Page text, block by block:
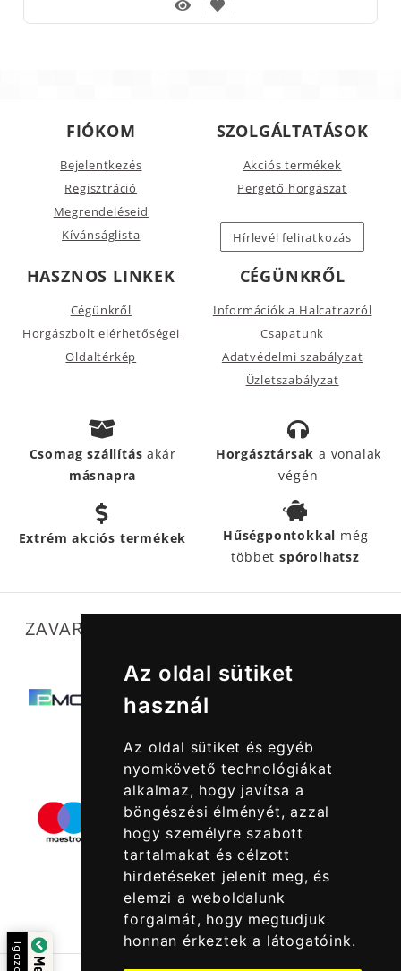
Az oldal sütiket
használ
Az oldal sütiket és egyéb
nyomkövető technológiákat
alkalmaz, hogy javítsa a
böngészési élményét, azzal
hogy személyre szabott
tartalmakat és célzott
hirdetéseket jelenít meg, és
elemzi a weboldalunk
forgalmát, hogy megtudjuk
honnan érkeztek a látogatóink.
FIÓKOM
Bejelentkezés
Regisztráció
Megrendeléseid
Kívánságlista
SZOLGÁLTATÁSOK
Akciós termékek
Pergető horgászat
Hírlevél feliratkozás
HASZNOS LINKEK
Cégünkről
Horgászbolt elérhetőségei
Oldaltérkép
CÉGÜNKRŐL
Információk a Halcatrazról
Csapatunk
Adatvédelmi szabályzat
Üzletszabályzat
Csomag szállításakár
másnapra
Horgásztársak a vonalak
végén
Extrém akciós termékek Hűségpontokkal még
többetspórolhatsz
ZAVARTALAN MŰKÖDÉSÜNKET SEGÍTIK